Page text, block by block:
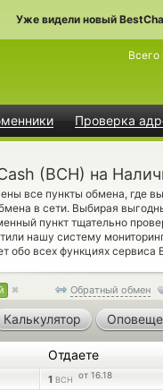
Уже видели новый
Проверка
Всего
(BCH) на
все пункты обмена, где
в сети. Выбирая
пункт тщательно
нашу систему
обо всех функциях сервиса
Обратный обмен
Калькулятор
Отдаете
1 BCH от 16.18